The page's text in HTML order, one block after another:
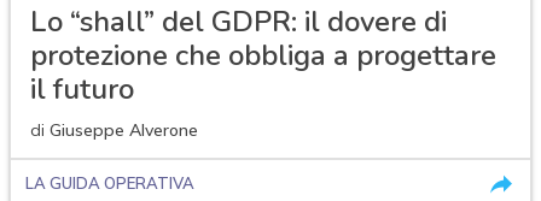
Lo “shall” del GDPR: il dovere di
protezione che obbliga a progettare
il futuro
di Giuseppe Alverone
LA GUIDA OPERATIVA